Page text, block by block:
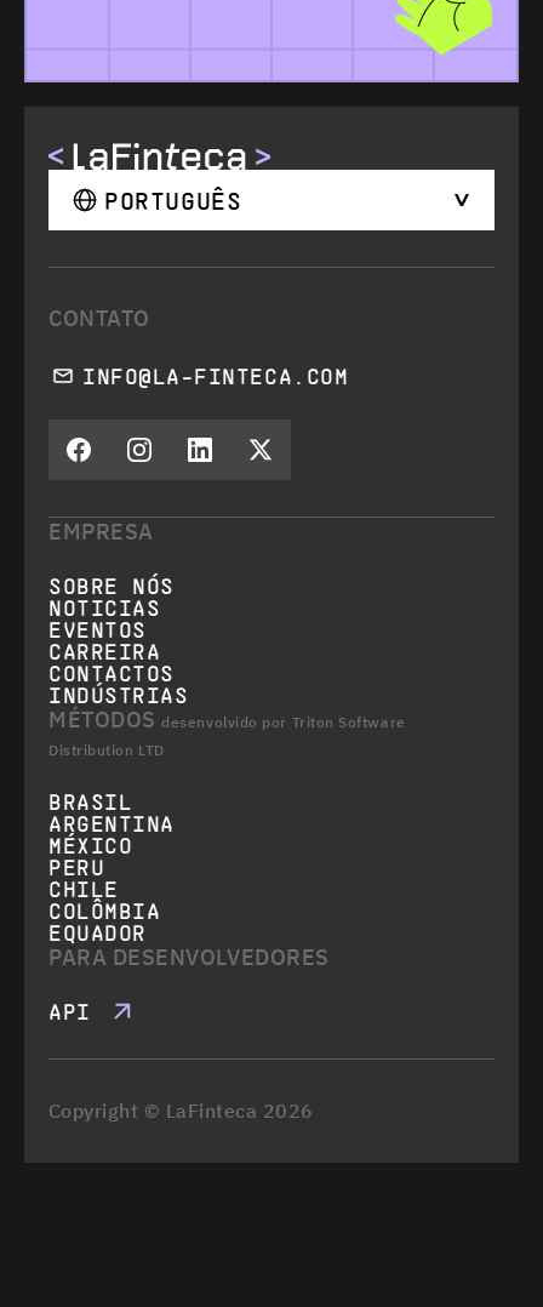
PORTUGUÊS
EMPRESA
SOBRE NÓS
NOTICIAS
EVENTOS
CARREIRA
CONTACTOS
INDÚSTRIAS
MÉTODOS desenvolvido por Triton Software
Distribution LTD
BRASIL
ARGENTINA
MÉXICO
PERU
CHILE
COLÔMBIA
EQUADOR
PARA DESENVOLVEDORES
API
CONTATO
INFO@LA-FINTECA.COM
Copyright © LaFinteca 2026